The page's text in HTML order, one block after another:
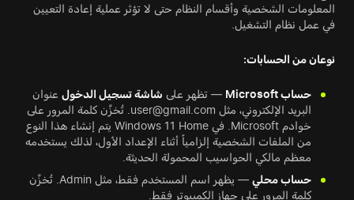
المعلومات الشخصية وأقسام النظام حتى لا تؤثر عملية إعادة التعيين
في عمل نظام التشغيل.
نوعان من الحسابات:
حساب Microsoft — تظهر على شاشة تسجيل الدخول عنوان
البريد الإلكتروني، مثل user@gmail.com. تُخزَّن كلمة المرور على
خوادم Microsoft. في Windows 11 Home يتم إنشاء هذا النوع
من الملفات الشخصية إلزامياً أثناء الإعداد الأول، لذلك يستخدمه
معظم مالكي الحواسيب المحمولة الحديثة.
حساب محلي
— يظهر اسم المستخدم فقط، مثل Admin. تُخزَّن
كلمة المرور على جهاز الكمبيوتر فقط.